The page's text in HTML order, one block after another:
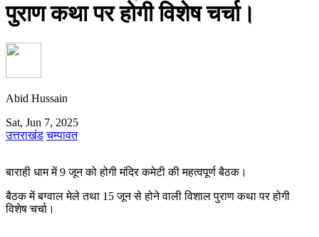
पुराण कथा पर होगी विशेष चर्चा।
Abid Hussain
Sat, Jun 7, 2025
उत्तराखंड चम्पावत
बाराही धाम में 9 जून को होगी मंदिर कमेटी की महत्वपूर्ण बैठक।
बैठक में बग्वाल मेले तथा 15 जून से होने वाली विशाल पुराण कथा पर होगी
विशेष चर्चा।